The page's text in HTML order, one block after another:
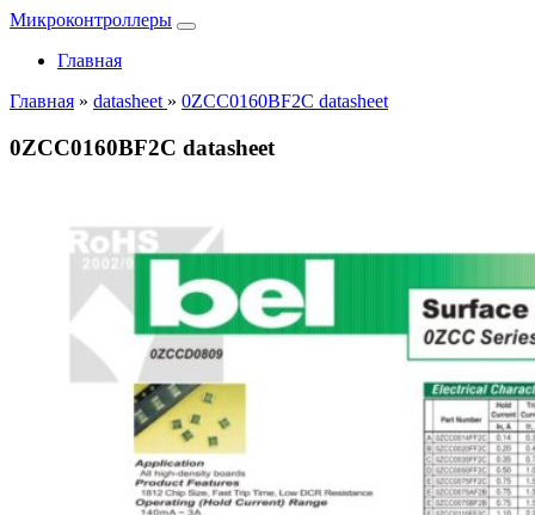
Микроконтроллеры
Главная
Главная » datasheet » 0ZCC0160BF2C datasheet
0ZCC0160BF2C datasheet